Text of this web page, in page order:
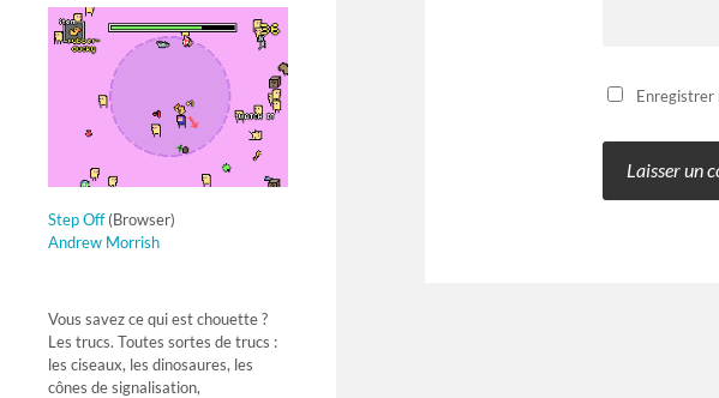
Step Off(Browser)
Andrew Morrish
Vous savez ce qui est chouette ?
Les trucs. Toutes sortes de trucs :
les ciseaux, les dinosaures, les
cônes de signalisation,
Enregistrer